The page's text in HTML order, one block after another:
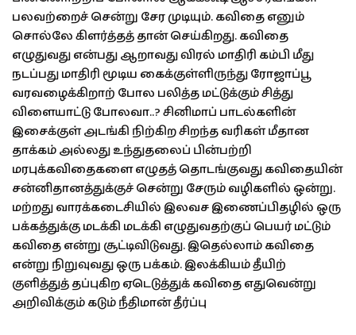
பலவற்றைச் சென்று சேர முடியும். கவிதை எனும்
சொல்லே கிளர்த்தத் தான் செய்கிறது. கவிதை
எழுதுவது என்பது ஆறாவது விரல் மாதிரி கம்பி மீது
நடப்பது மாதிரி மூடிய கைக்குள்ளிருந்து ரோஜாப்பூ
வரவழைக்கிறாற் போல பலித்த மட்டுக்கும் சித்து
விளையாட்டு போலவா..? சினிமாப் பாடல்களின்
இசைக்குள் அடங்கி நிற்கிற சிறந்த வரிகள் மீதான
தாக்கம் அல்லது உந்துதலைப் பின்பற்றி
மரபுக்கவிதைகளை எழுதத் தொடங்குவது கவிதையின்
சன்னிதானத்துக்குச் சென்று சேரும் வழிகளில் ஒன்று.
மற்றது வாரக்கடைசியில் இலவச இணைப்பிதழில் ஒரு
பக்கத்துக்கு மடக்கி மடக்கி எழுதுவதற்குப் பெயர் மட்டும்
கவிதை என்று சூட்டிவிடுவது. இதெல்லாம் கவிதை
என்று நிறுவுவது ஒரு பக்கம். இலக்கியம் தீயிற்
குளித்துத் தப்புகிற ஏடெடுத்துக் கவிதை எதுவென்று
அறிவிக்கும் கடும் நீதிமான் தீர்ப்பு